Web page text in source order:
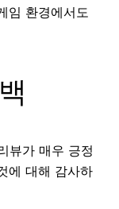
임 환경에서도
뷰가 매우 긍정
에 대해 감사하